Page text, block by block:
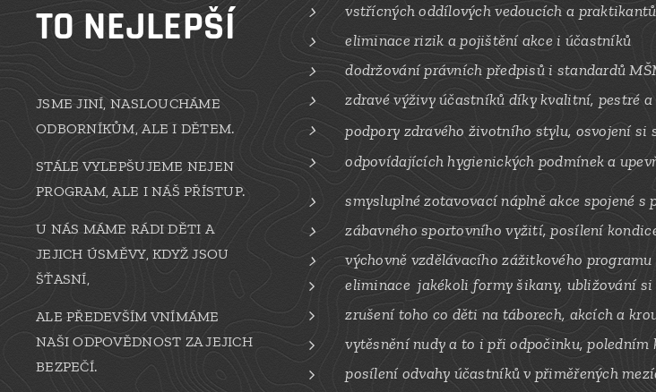
TO NEJLEPŠÍ
JSME JINÍ, NASLOUCHÁME
ODBORNÍKŮM, ALE I DĚTEM.
STÁLE VYLEPŠUJEME NEJEN
PROGRAM, ALE I NÁŠ PŘÍSTUP.
U NÁS MÁME RÁDI DĚTI A
JEJICH ÚSMĚVY, KDYŽ JSOU
ŠŤASNÍ,
ALE PŘEDEVŠÍM VNÍMÁME
NAŠI ODPOVĚDNOST ZA JEJICH
BEZPEČÍ.
vstřícných oddílových vedoucích a
eliminace rizik apojištění akce i účastníků
dodržování právních předpisů i standardů
zdravé výživy účastníků díkykvalitní, pestré a
podpory zdravého životního stylu, osvojení si
odpovídajících hygienických podmínek a
smysluplnézotavovací náplně akce spojené
zábavného sportovního vyžití, posílení
výchovně vzdělávacíhozážitkového programu
eliminace jakékoli formy šikany, ubližování si
zrušení toho co děti na táborech, akcích a
vytěsnění nudy a to i při odpočinku, poledním
posílení odvahy účastníků v přiměřených